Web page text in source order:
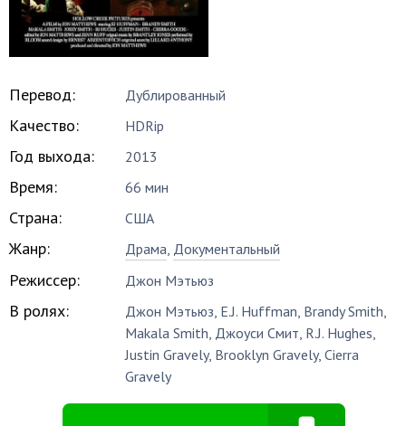
Перевод: Дублированный
Качество: HDRip
Год выхода: 2013
Время: 66 мин
Страна: США
Жанр: Драма, Документальный
Режиссер: Джон Мэтьюз
В ролях: Джон Мэтьюз, E.J. Huffman, Brandy Smith,
Makala Smith, Джоуси Смит, R.J. Hughes,
Justin Gravely, Brooklyn Gravely,Cierra
Gravely